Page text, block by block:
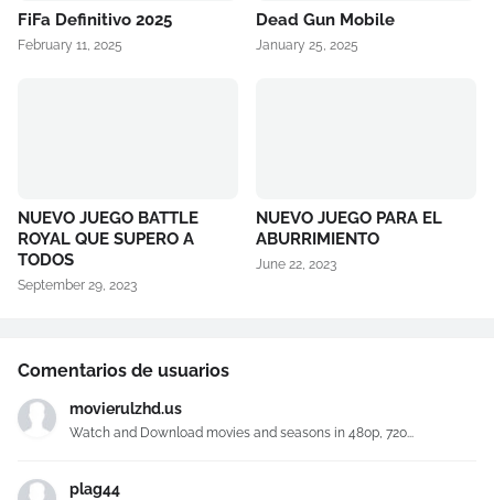
FiFa Definitivo 2025
February 11, 2025
Dead Gun Mobile
January 25, 2025
NUEVO JUEGO BATTLE
ROYAL QUE SUPERO A
TODOS
September 29, 2023
NUEVO JUEGO PARA EL
ABURRIMIENTO
June 22, 2023
Comentarios de usuarios
movierulzhd.us
Watch and Download movies and seasons in 480p, 720...
plag44